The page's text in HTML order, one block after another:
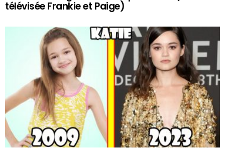
télévisée Frankie et Paige)